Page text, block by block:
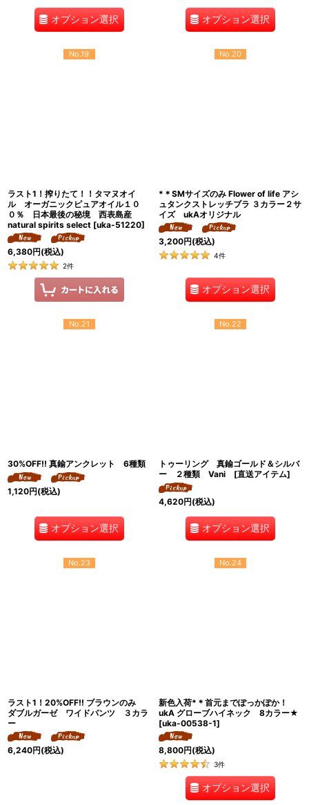
オプション選択 オプション選択
No.19
ラスト1！搾りたて！！タマヌオイ
ル オーガニックピュアオイル１０
０％ 日本最後の秘境 西表島産
natural spirits select [uka-51220]
6,380円(税込)
2件
No.20
*＊SMサイズのみ Flower of life アシ
ュタンクストレッチブラ ３カラー２サ
イズ ukAオリジナル
3,200円(税込)
4件
オプション選択
No.21
30%OFF!! 真鍮アンクレット 6種類
1,120円(税込)
オプション選択
No.22
トゥーリング 真鍮ゴールド＆シルバ
ー ２種類 Vani [直送アイテム]
4,620円(税込)
オプション選択
No.23
ラスト1！20%OFF!! ブラウンのみ
ダブルガーゼ ワイドパンツ ３カラ
ー
6,240円(税込)
No.24
新色入荷*＊首元までぽっかぽか！
ukA グローブハイネック 8カラー★
[uka-00538-1]
8,800円(税込)
3件
オプション選択